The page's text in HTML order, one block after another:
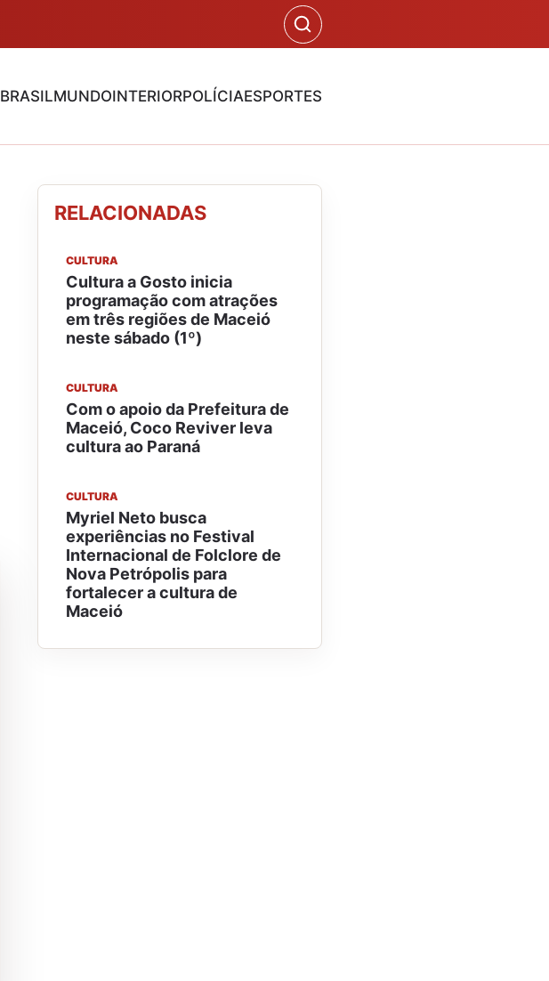
BRASILMUNDOINTERIORPOLÍCIAESPORTES
RELACIONADAS
CULTURA
Cultura a Gosto inicia
programação com atrações
em três regiões de Maceió
neste sábado (1º)
CULTURA
Com o apoio da Prefeitura de
Maceió, Coco Reviver leva
cultura ao Paraná
CULTURA
Myriel Neto busca
experiências no Festival
Internacional de Folclore de
Nova Petrópolis para
fortalecer a cultura de
Maceió